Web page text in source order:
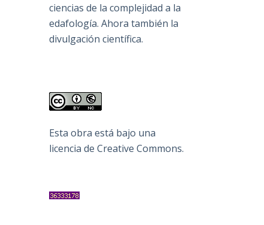
ciencias de la complejidad a la
edafología. Ahora también la
divulgación científica.
Esta obra está bajo una
licencia de Creative Commons.